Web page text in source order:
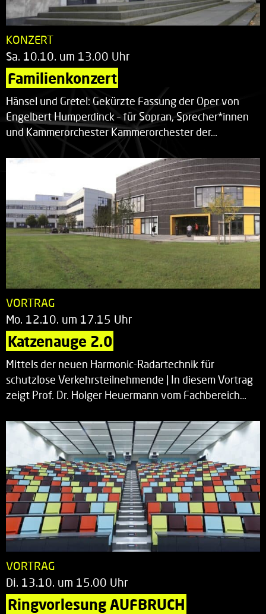
KONZERT
Sa. 10.10. um 13.00 Uhr
Familienkonzert
Hänsel und Gretel: Gekürzte Fassung der Oper von
Engelbert Humperdinck – für Sopran, Sprecher*innen
und Kammerorchester Kammerorchester der…
VORTRAG
Mo. 12.10. um 17.15 Uhr
Katzenauge 2.0
Mittels der neuen Harmonic-Radartechnik für
schutzlose Verkehrsteilnehmende | In diesem Vortrag
zeigt Prof. Dr. Holger Heuermann vom Fachbereich…
VORTRAG
Di. 13.10. um 15.00 Uhr
Ringvorlesung AUFBRUCH